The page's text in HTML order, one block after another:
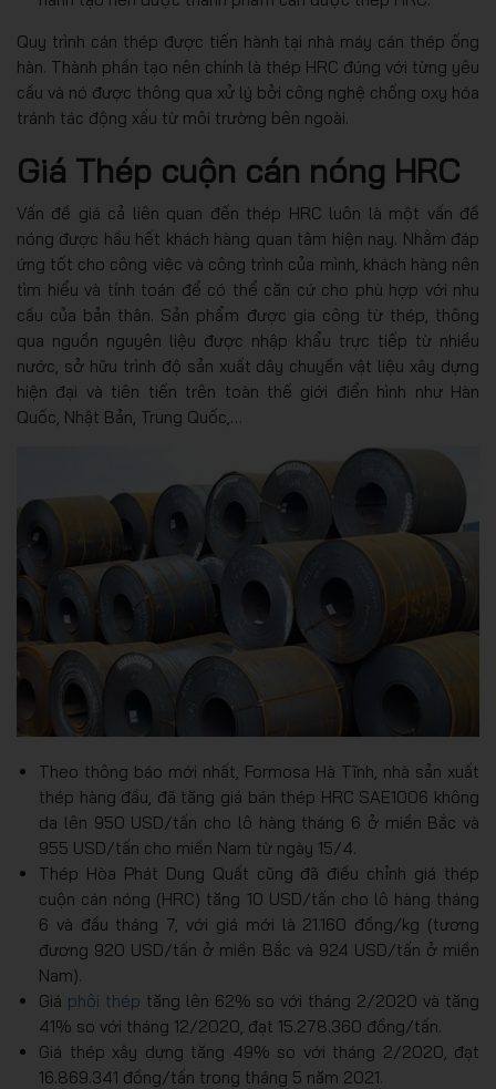
Quy trình cán thép được tiến hành tại nhà máy cán thép ống
hàn. Thành phần tạo nên chính là thép HRC đúng với từng yêu
cầu và nó được thông qua xử lý bởi công nghệ chống oxy hóa
tránh tác động xấu từ môi trường bên ngoài.
Giá Thép cuộn cán nóng HRC
Vấn đề giá cả liên quan đến thép HRC luôn là một vấn đề
nóng được hầu hết khách hàng quan tâm hiện nay. Nhằm đáp
ứng tốt cho công việc và công trình của mình, khách hàng nên
tìm hiểu và tính toán để có thể căn cứ cho phù hợp với nhu
cầu của bản thân. Sản phẩm được gia công từ thép, thông
qua nguồn nguyên liệu được nhập khẩu trực tiếp từ nhiều
nước, sở hữu trình độ sản xuất dây chuyền vật liệu xây dựng
hiện đại và tiên tiến trên toàn thế giới điển hình như Hàn
Quốc, Nhật Bản, Trung Quốc,…
Theo thông báo mới nhất, Formosa Hà Tĩnh, nhà sản xuất
thép hàng đầu, đã tăng giá bán thép HRC SAE1006 không
da lên 950 USD/tấn cho lô hàng tháng 6 ở miền Bắc và
955 USD/tấn cho miền Nam từ ngày 15/4.
Thép Hòa Phát Dung Quất cũng đã điều chỉnh giá thép
cuộn cán nóng (HRC) tăng 10 USD/tấn cho lô hàng tháng
6 và đầu tháng 7, với giá mới là 21.160 đồng/kg (tương
đương 920 USD/tấn ở miền Bắc và 924 USD/tấn ở miền
Nam).
Giá phôi thép tăng lên 62% so với tháng 2/2020 và tăng
41% so với tháng 12/2020, đạt 15.278.360 đồng/tấn.
Giá thép xây dựng tăng 49% so với tháng 2/2020, đạt
16.869.341 đồng/tấn trong tháng 5 năm 2021.